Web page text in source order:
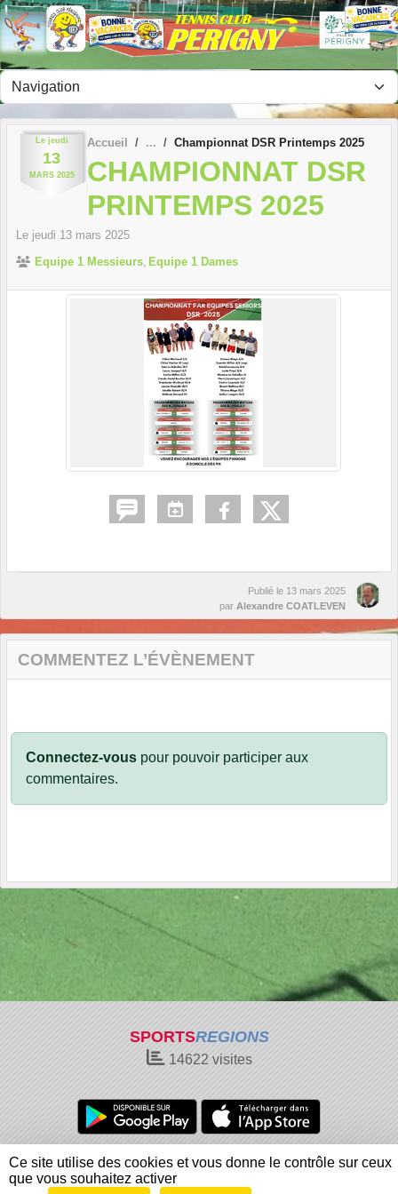
Le jeudi
13
MARS 2025
Accueil Championnat DSR Printemps 2025
CHAMPIONNAT DSR
PRINTEMPS 2025
Le jeudi 13 mars 2025
Equipe 1 Messieurs Equipe 1 Dames
Publié le 13 mars 2025
par Alexandre COATLEVEN
COMMENTEZ L’ÉVÈNEMENT
Connectez-vous pour pouvoir participer aux
commentaires.
SPORTSREGIONS
14622 visites
Charte cookies
Gestion des cookies
Informations légales
Signaler un contenu inapproprié
Panneau de gestion des cookies
Ce site utilise des cookies et vous donne le contrôle sur ceux
que vous souhaitez activer